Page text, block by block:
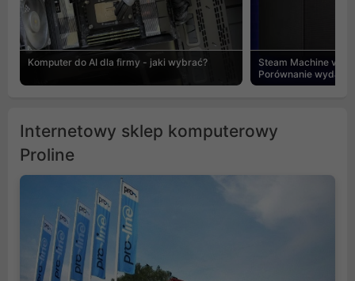
Komputer do AI dla firmy - jaki wybrać?
Steam Machine vs
Porównanie
Internetowy sklep komputerowy
Proline